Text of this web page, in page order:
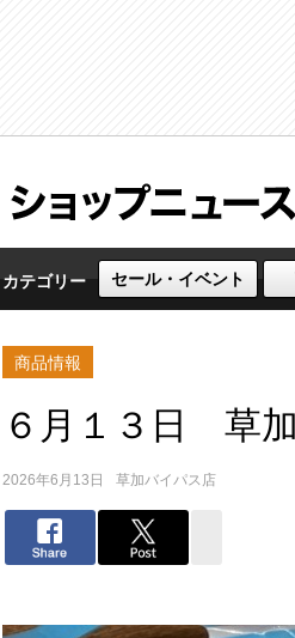
カテゴリー セール・イベント
商品情報
６月１３日 草
2026年6月13日 草加バイパス店